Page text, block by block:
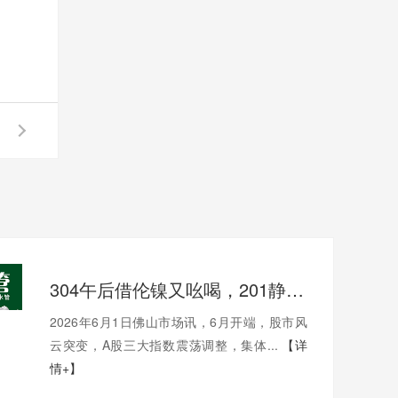
304午后借伦镍又吆喝，201静静地待机，不锈钢市场午后涨跌互现20-30
2026年6月1日佛山市场讯，6月开端，股市风
云突变，A股三大指数震荡调整，集体...
【详
情+】